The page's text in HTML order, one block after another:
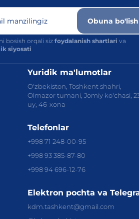
manzilingiz Obuna bo'lish
bosish orqali sizfoydalanish shartlari va
siyosati
Yuridik ma'lumotlar
O'zbekiston, Toshkent shahri,
Olmazor tumani, Jomiy ko'chasi,
uy, 46-xona
Telefonlar
+998 71 248-00-95
+998 93 385-87-80
+998 94 696-12-76
Elektron pochta va
kdm.tashkent@gmail.com